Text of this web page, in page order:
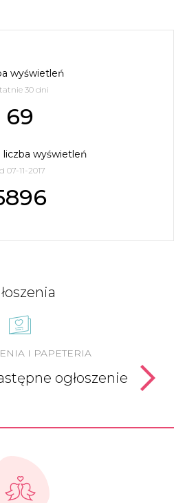
wyświetleń
30 dni
69
liczba wyświetleń
07-11-2017
I PAPETERIA
ogłoszenie